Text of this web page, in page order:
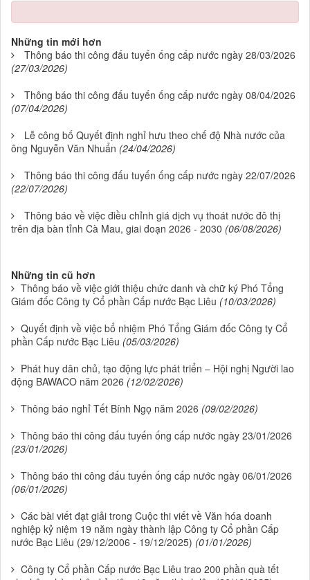
Những tin mới hơn
Thông báo thi công đấu tuyến ống cấp nước ngày 28/03/2026
(27/03/2026)
Thông báo thi công đấu tuyến ống cấp nước ngày 08/04/2026
(07/04/2026)
Lễ công bố Quyết định nghỉ hưu theo chế độ Nhà nước của
ông Nguyễn Văn Nhuẩn (24/04/2026)
Thông báo thi công đấu tuyến ống cấp nước ngày 22/07/2026
(22/07/2026)
Thông báo về việc điều chỉnh giá dịch vụ thoát nước đô thị
trên địa bàn tỉnh Cà Mau, giai đoạn 2026 - 2030 (06/08/2026)
Những tin cũ hơn
Thông báo về việc giới thiệu chức danh và chữ ký Phó Tổng
Giám đốc Công ty Cổ phần Cấp nước Bạc Liêu (10/03/2026)
Quyết định về việc bổ nhiệm Phó Tổng Giám đốc Công ty Cổ
phần Cấp nước Bạc Liêu (05/03/2026)
Phát huy dân chủ, tạo động lực phát triển – Hội nghị Người lao
động BAWACO năm 2026 (12/02/2026)
Thông báo nghỉ Tết Bính Ngọ năm 2026 (09/02/2026)
Thông báo thi công đấu tuyến ống cấp nước ngày 23/01/2026
(23/01/2026)
Thông báo thi công đấu tuyến ống cấp nước ngày 06/01/2026
(06/01/2026)
Các bài viết đạt giải trong Cuộc thi viết về Văn hóa doanh
nghiệp kỷ niệm 19 năm ngày thành lập Công ty Cổ phần Cấp
nước Bạc Liêu (29/12/2006 - 19/12/2025) (01/01/2026)
Công ty Cổ phần Cấp nước Bạc Liêu trao 200 phần quà tết